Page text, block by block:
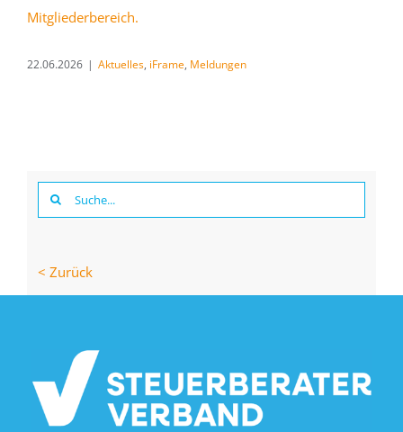
Mitgliederbereich.
22.06.2026 | Aktuelles, iFrame, Meldungen
Suche
nach:
< Zurück